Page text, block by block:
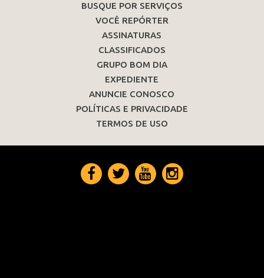
BUSQUE POR SERVIÇOS
VOCÊ REPÓRTER
ASSINATURAS
CLASSIFICADOS
GRUPO BOM DIA
EXPEDIENTE
ANUNCIE CONOSCO
POLÍTICAS E PRIVACIDADE
TERMOS DE USO